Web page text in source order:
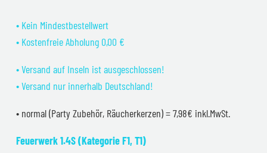
• Kein Mindestbestellwert
• Kostenfreie Abholung 0,00 €
• Versand auf Inseln ist ausgeschlossen!
• Versand nur innerhalb Deutschland!
• normal (Party Zubehör, Räucherkerzen) = 7,98€ inkl.MwSt.
Feuerwerk 1.4S (Kategorie F1, T1)